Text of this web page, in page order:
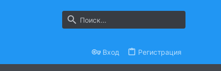
Вход Регистрация